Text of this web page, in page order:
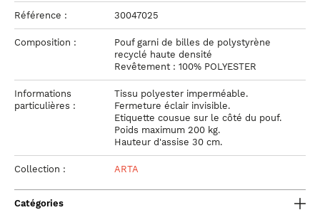
Référence : 30047025
Composition :
Pouf garni de billes de polystyrène
recyclé haute densité
Revêtement : 100% POLYESTER
Informations
particulières :
Tissu polyester imperméable.
Fermeture éclair invisible.
Etiquette cousue sur le côté du pouf.
Poids maximum 200 kg.
Hauteur d'assise 30 cm.
Collection : ARTA
Catégories